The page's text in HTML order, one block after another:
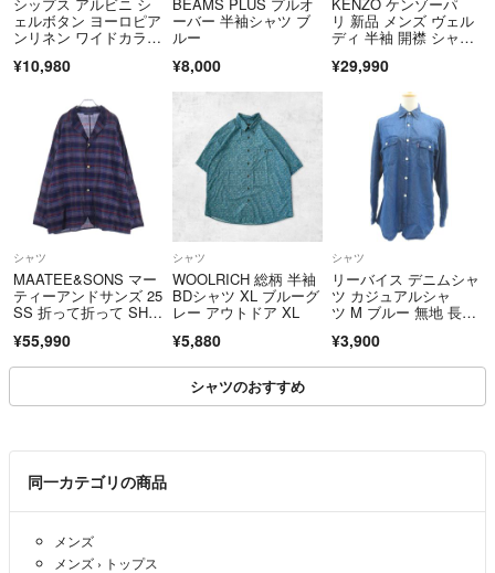
ェルボタン ヨーロピア
ンリネン ワイドカラー
¥10,980
ーバー 半袖シャツ ブ
ルー
¥8,000
リ 新品 メンズ ヴェル
ディ 半袖 開襟 シャ
ト レッド
¥29,990
シャツ
MAATEE&SONS マー
ティーアンドサンズ 25
SS 折って折って SHIR
混 ウールリネンシャ
¥55,990
シャツ
WOOLRICH 総柄 半袖
BDシャツ XL ブルーグ
レー アウトドア XL
¥5,880
シャツ
リーバイス デニムシャ
ツ カジュアルシャ
ツ M ブルー 無地 長
¥3,900
シャツのおすすめ
同一カテゴリの商品
メンズ
メンズ › トップス